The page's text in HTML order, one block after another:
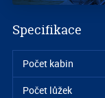
Specifikace
Počet kabin
Počet lůžek